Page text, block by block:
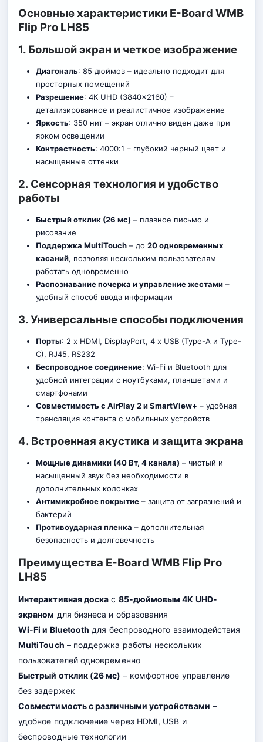
Основные характеристики E-Board WMB
Flip Pro LH85
1. Большой экран и четкое изображение
Диагональ: 85 дюймов – идеально подходит для
просторных помещений
Разрешение: 4K UHD (3840×2160) –
детализированное и реалистичное изображение
Яркость: 350 нит – экран отлично виден даже при
ярком освещении
Контрастность: 4000:1 – глубокий черный цвет и
насыщенные оттенки
2. Сенсорная технология и удобство
работы
Быстрый отклик (26 мс) – плавное письмо и
рисование
Поддержка MultiTouch– до 20 одновременных
касаний, позволяя нескольким пользователям
работать одновременно
Распознавание почерка и управление жестами–
удобный способ ввода информации
3. Универсальные способы подключения
Порты: 2 x HDMI, DisplayPort, 4 x USB (Type-A и Type-
C), RJ45, RS232
Беспроводное соединение: Wi-Fi и Bluetooth для
удобной интеграции с ноутбуками, планшетами и
смартфонами
Совместимость с AirPlay 2 и SmartView+ – удобная
трансляция контента с мобильных устройств
4. Встроенная акустика и защита экрана
Мощные динамики (40 Вт, 4 канала) – чистый и
насыщенный звук без необходимости в
дополнительных колонках
Антимикробное покрытие– защита от загрязнений и
бактерий
Противоударная пленка – дополнительная
безопасность и долговечность
Преимущества E-Board WMB Flip Pro
LH85
Интерактивная доска с 85-дюймовым 4K UHD-
экраном для бизнеса и образования
Wi-Fi и Bluetooth для беспроводного взаимодействия
MultiTouch – поддержка работы нескольких
пользователей одновременно
Быстрый отклик (26 мс) – комфортное управление
без задержек
Совместимость с различными устройствами –
удобное подключение через HDMI, USB и
беспроводные технологии